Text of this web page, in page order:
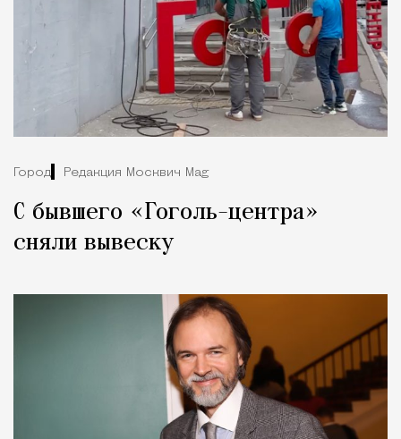
Город Редакция Москвич Mag
С бывшего «Гоголь-центра»
сняли вывеску